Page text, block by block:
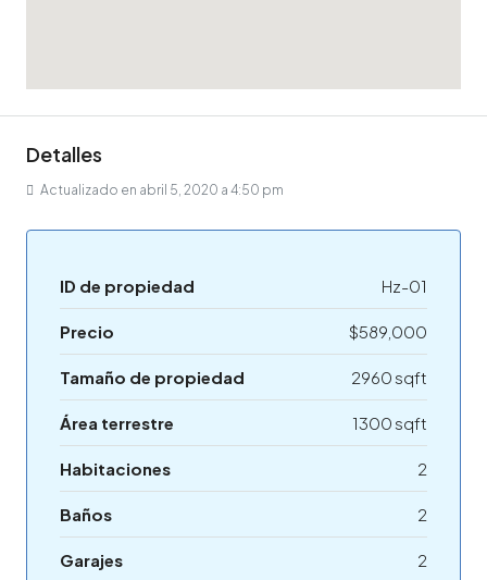
Detalles
Actualizado en abril 5, 2020 a 4:50 pm
ID de propiedad Hz-01
Precio $589,000
Tamaño de propiedad 2960 sqft
Área terrestre 1300 sqft
Habitaciones 2
Baños 2
Garajes 2